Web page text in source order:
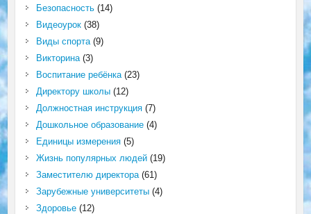
Безопасность(14)
Видеоурок(38)
Виды спорта(9)
Викторина(3)
Воспитание ребёнка(23)
Директору школы(12)
Должностная инструкция(7)
Дошкольное образование(4)
Единицы измерения(5)
Жизнь популярных людей(19)
Заместителю директора(61)
Зарубежные университеты(4)
Здоровье(12)